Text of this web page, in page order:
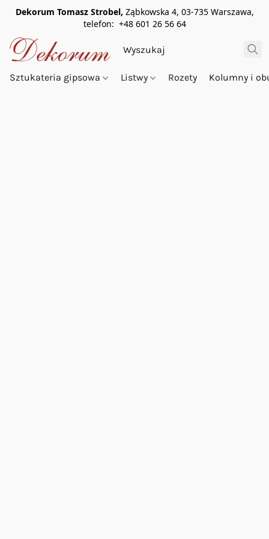
Dekorum Tomasz Strobel, Ząbkowska 4, 03-735 Warszawa,
telefon: +48 601 26 56 64
Sztukateria gipsowa Listwy Rozety Kolumny i